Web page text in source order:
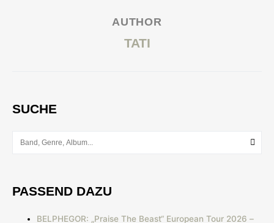
AUTHOR
TATI
SUCHE
PASSEND DAZU
BELPHEGOR: „Praise The Beast“ European Tour 2026 –